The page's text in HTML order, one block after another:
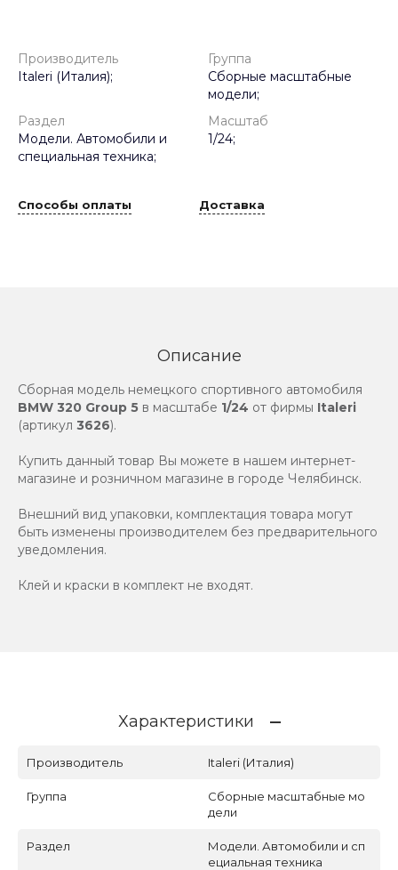
Производитель
Italeri (Италия);
Группа
Сборные масштабные
модели;
Раздел
Модели. Автомобили и
специальная техника;
Масштаб
1/24;
Способы оплаты Доставка
Описание
Сборная модель немецкого спортивного автомобиля
BMW 320 Group 5 в масштабе 1/24 от фирмы Italeri
(артикул 3626).
Купить данный товар Вы можете в нашем интернет-
магазине и розничном магазине в городе Челябинск.
Внешний вид упаковки, комплектация товара могут
быть изменены производителем без предварительного
уведомления.
Клей и краски в комплект не входят.
Характеристики
Производитель Italeri (Италия)
Группа
Сборные масштабные мо
дели
Раздел
Модели. Автомобили и сп
ециальная техника